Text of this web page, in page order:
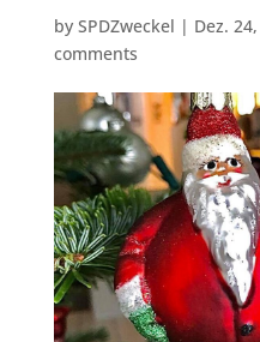
by SPDZweckel | Dez.
comments